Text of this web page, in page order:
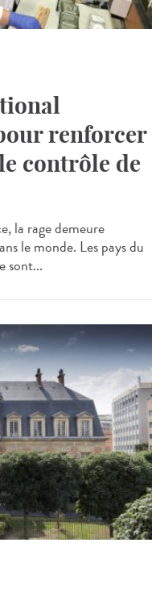
renforcer
contrôle de
la rage demeure
le monde. Les pays du
sont...